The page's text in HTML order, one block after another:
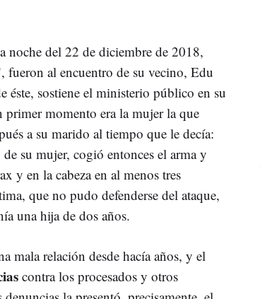
noche del 22 de diciembre de 2018,
fueron al encuentro de su vecino, Edu
sostiene el ministerio público en su
primer momento era la mujer la que
a su marido al tiempo que le decía:
su mujer, cogió entonces el arma y
y en la cabeza en al menos tres
que no pudo defenderse del ataque,
una hija de dos años.
mala relación desde hacía años, y el
contra los procesados y otros